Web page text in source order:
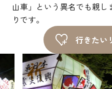
山車」という異名でも親
りです。
行きたい
アクセス
ピックアップ
はじめての高岡